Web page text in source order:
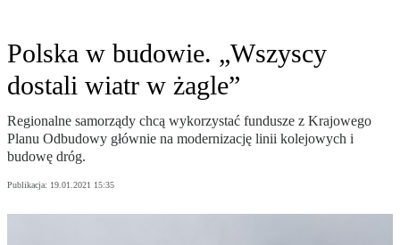
Polska w budowie. „Wszyscy
dostali wiatr w żagle”
Regionalne samorządy chcą wykorzystać fundusze z Krajowego
Planu Odbudowy głównie na modernizację linii kolejowych i
budowę dróg.
Publikacja: 19.01.2021 15:35